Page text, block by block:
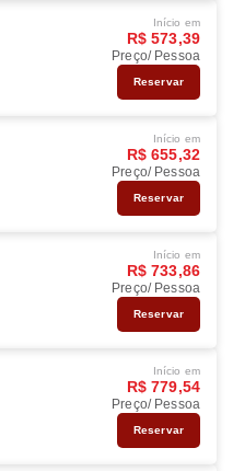
Início em
R$ 573,39
Preço/ Pessoa
Reservar
Início em
R$ 655,32
Preço/ Pessoa
Reservar
Início em
R$ 733,86
Preço/ Pessoa
Reservar
Início em
R$ 779,54
Preço/ Pessoa
Reservar